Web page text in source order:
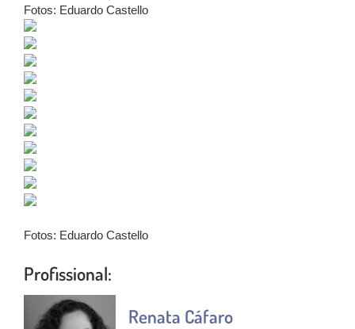
Fotos: Eduardo Castello
Fotos: Eduardo Castello
Profissional:
Renata Cáfaro